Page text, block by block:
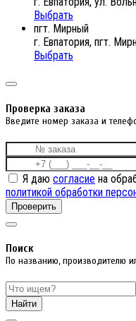
Выбрать
пгт. Мирный
г. Евпатория, пгт.
Выбрать
Проверка заказа
Введите номер заказа и
Я даю согласие на
политикой обработки
Проверить
Поиск
По названию, производителю
Найти